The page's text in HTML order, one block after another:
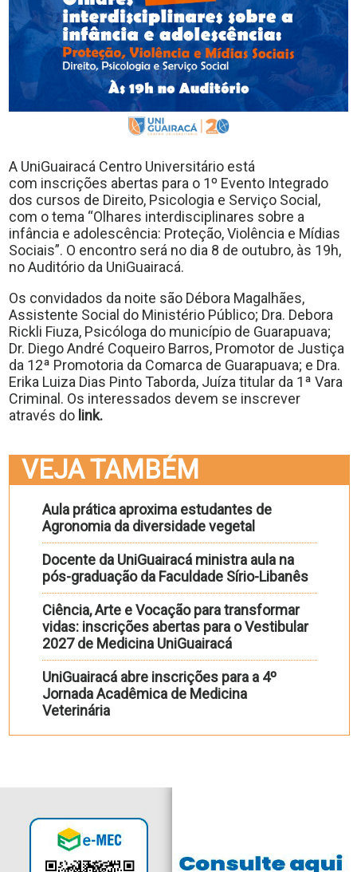
Destaque
Mais
Opções
Contato
A UniGuairacá Centro Universitário está
com inscrições abertas para o 1º Evento Integrado
dos cursos de Direito, Psicologia e Serviço Social,
com o tema “Olhares interdisciplinares sobre a
infância e adolescência: Proteção, Violência e Mídias
Sociais”. O encontro será no dia 8 de outubro, às 19h,
no Auditório da UniGuairacá.
Os convidados da noite são Débora Magalhães,
Assistente Social do Ministério Público; Dra. Debora
Rickli Fiuza, Psicóloga do município de Guarapuava;
Dr. Diego André Coqueiro Barros, Promotor de Justiça
da 12ª Promotoria da Comarca de Guarapuava; e Dra.
Erika Luiza Dias Pinto Taborda, Juíza titular da 1ª Vara
Criminal. Os interessados devem se inscrever
através do link.
VEJA TAMBÉM
Aula prática aproxima estudantes de
Agronomia da diversidade vegetal
Docente da UniGuairacá ministra aula na
pós-graduação da Faculdade Sírio-Libanês
Ciência, Arte e Vocação para transformar
vidas: inscrições abertas para o Vestibular
2027 de Medicina UniGuairacá
UniGuairacá abre inscrições para a 4º
Jornada Acadêmica de Medicina
Veterinária